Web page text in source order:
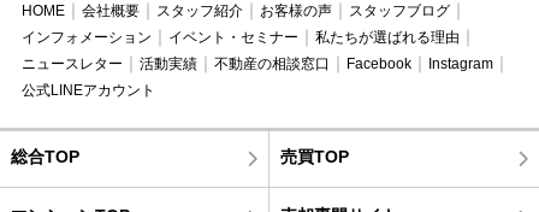
HOME 会社概要 スタッフ紹介 お客様の声
スタッフブログ
インフォメーション
イベント・セミナー
私たちが選ばれる理由
ニュースレター
活動実績 不動産の相談窓口 Facebook
Instagram
公式LINEアカウント
総合TOP 売買TOP